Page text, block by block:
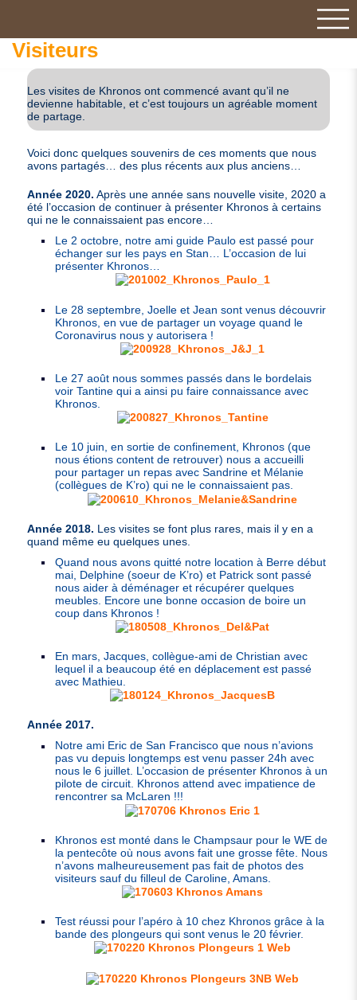
Visiteurs
Les visites de Khronos ont commencé avant qu’il ne
devienne habitable, et c’est toujours un agréable moment
de partage.
Voici donc quelques souvenirs de ces moments que nous
avons partagés… des plus récents aux plus anciens…
Année 2020. Après une année sans nouvelle visite, 2020 a
été l’occasion de continuer à présenter Khronos à certains
qui ne le connaissaient pas encore…
Le 2 octobre, notre ami guide Paulo est passé pour
échanger sur les pays en Stan… L’occasion de lui
présenter Khronos…
Le 28 septembre, Joelle et Jean sont venus découvrir
Khronos, en vue de partager un voyage quand le
Coronavirus nous y autorisera !
Le 27 août nous sommes passés dans le bordelais
voir Tantine qui a ainsi pu faire connaissance avec
Khronos.
Le 10 juin, en sortie de confinement, Khronos (que
nous étions content de retrouver) nous a accueilli
pour partager un repas avec Sandrine et Mélanie
(collègues de K’ro) qui ne le connaissaient pas.
Année 2018. Les visites se font plus rares, mais il y en a
quand même eu quelques unes.
Quand nous avons quitté notre location à Berre début
mai, Delphine (soeur de K’ro) et Patrick sont passé
nous aider à déménager et récupérer quelques
meubles. Encore une bonne occasion de boire un
coup dans Khronos !
En mars, Jacques, collègue-ami de Christian avec
lequel il a beaucoup été en déplacement est passé
avec Mathieu.
Année 2017.
Notre ami Eric de San Francisco que nous n’avions
pas vu depuis longtemps est venu passer 24h avec
nous le 6 juillet. L’occasion de présenter Khronos à un
pilote de circuit. Khronos attend avec impatience de
rencontrer sa McLaren !!!
Khronos est monté dans le Champsaur pour leWE de
la pentecôte où nous avons fait une grosse fête. Nous
n’avons malheureusement pas fait de photos des
visiteurs sauf du filleul de Caroline, Amans.
Test réussi pour l’apéro à 10 chez Khronos grâce à la
bande des plongeurs qui sont venus le 20 février.